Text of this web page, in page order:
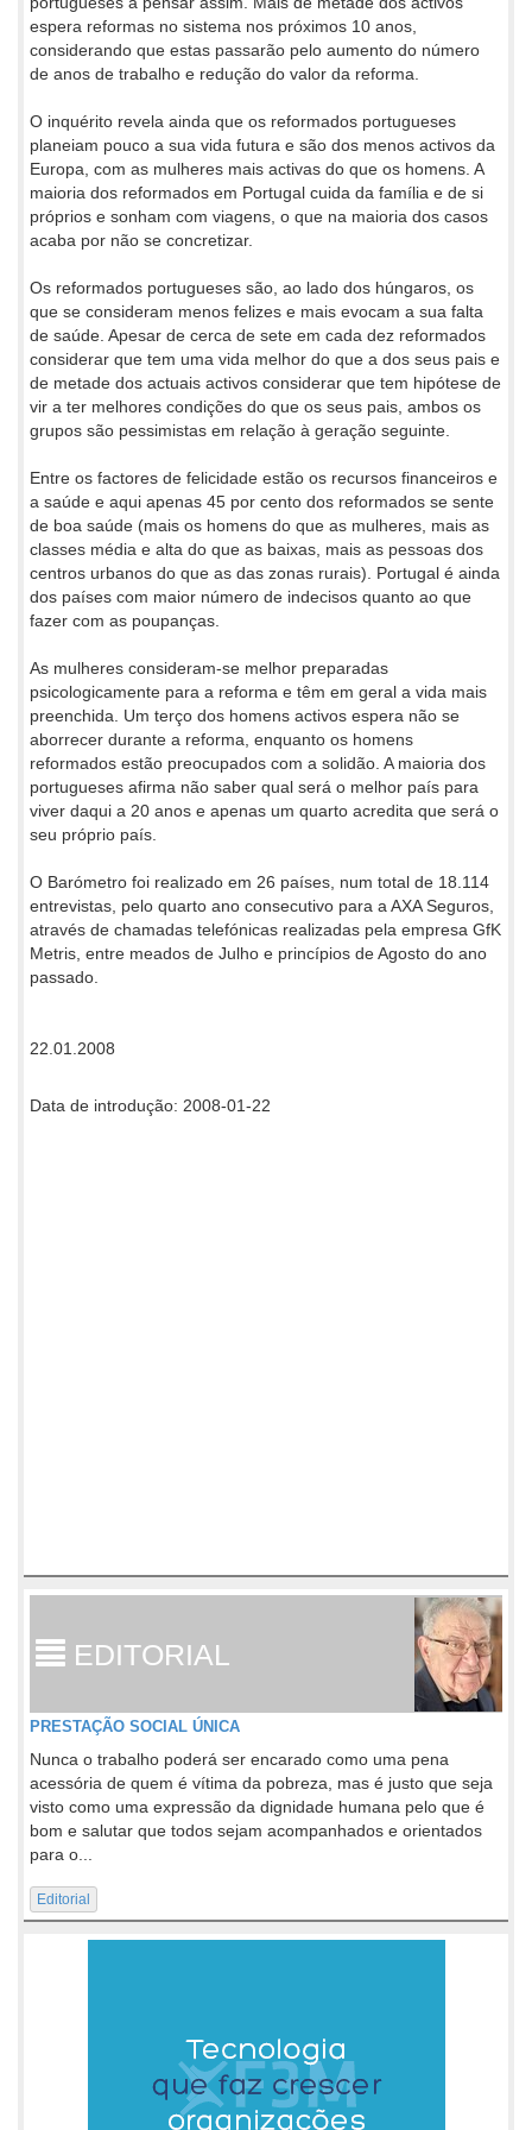
espera reformas no sistema nos próximos 10 anos,
considerando que estas passarão pelo aumento do número
de anos de trabalho e redução do valor da reforma.
O inquérito revela ainda que os reformados portugueses
planeiam pouco a sua vida futura e são dos menos activos da
Europa, com as mulheres mais activas do que os homens. A
maioria dos reformados em Portugal cuida da família e de si
próprios e sonham com viagens, o que na maioria dos casos
acaba por não se concretizar.
Os reformados portugueses são, ao lado dos húngaros, os
que se consideram menos felizes e mais evocam a sua falta
de saúde. Apesar de cerca de sete em cada dez reformados
considerar que tem uma vida melhor do que a dos seus pais e
de metade dos actuais activos considerar que tem hipótese de
vir a ter melhores condições do que os seus pais, ambos os
grupos são pessimistas em relação à geração seguinte.
Entre os factores de felicidade estão os recursos financeiros e
a saúde e aqui apenas 45 por cento dos reformados se sente
de boa saúde (mais os homens do que as mulheres, mais as
classes média e alta do que as baixas, mais as pessoas dos
centros urbanos do que as das zonas rurais). Portugal é ainda
dos países com maior número de indecisos quanto ao que
fazer com as poupanças.
As mulheres consideram-se melhor preparadas
psicologicamente para a reforma e têm em geral a vida mais
preenchida. Um terço dos homens activos espera não se
aborrecer durante a reforma, enquanto os homens
reformados estão preocupados com a solidão. A maioria dos
portugueses afirma não saber qual será o melhor país para
viver daqui a 20 anos e apenas um quarto acredita que será o
seu próprio país.
O Barómetro foi realizado em 26 países, num total de 18.114
entrevistas, pelo quarto ano consecutivo para a AXA Seguros,
através de chamadas telefónicas realizadas pela empresa GfK
Metris, entre meados de Julho e princípios de Agosto do ano
passado.
22.01.2008
Data de introdução: 2008-01-22
EDITORIAL
PRESTAÇÃO SOCIAL ÚNICA
Nunca o trabalho poderá ser encarado como uma pena
acessória de quem é vítima da pobreza, mas é justo que seja
visto como uma expressão da dignidade humana pelo que é
bom e salutar que todos sejam acompanhados e orientados
para o...
Editorial